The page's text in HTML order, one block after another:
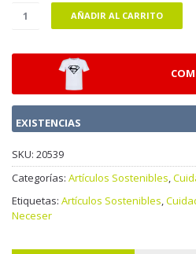
AÑADIR AL CARRITO
EXISTENCIAS
SKU: 20539
Categorías: Artículos Sostenibles,
Etiquetas: Artículos Sostenibles,
Neceser